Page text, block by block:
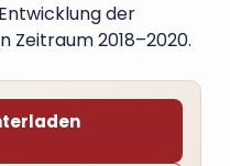
der
Zeitraum 2018–2020.